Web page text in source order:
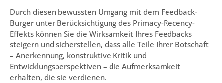
Durch diesen bewussten Umgang mit dem Feedback-
Burger unter Berücksichtigung des Primacy-Recency-
Effekts können Sie die Wirksamkeit Ihres Feedbacks
steigern und sicherstellen, dass alle Teile Ihrer Botschaft
– Anerkennung, konstruktive Kritik und
Entwicklungsperspektiven – die Aufmerksamkeit
erhalten, die sie verdienen.